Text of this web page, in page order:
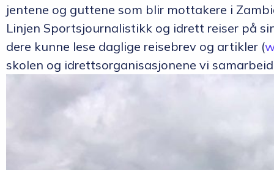
jentene og guttene som blir mottakere i
Linjen Sportsjournalistikk og idrett reiser på
dere kunne lese daglige reisebrev og artikler (
skolen og idrettsorganisasjonene vi